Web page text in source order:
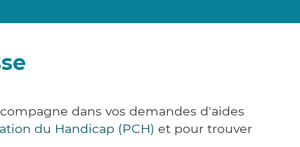
dans vos demandes d'aides
du Handicap (PCH) et pour trouver